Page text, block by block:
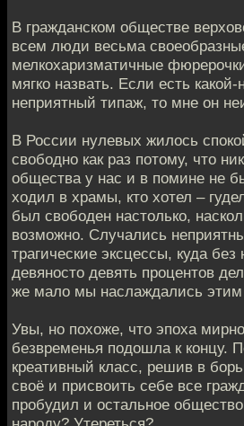
В гражданском обществе
всем люди весьма
мелкохаризматичные
мягко назвать. Если есть
неприятный типаж, то мне он
В России нулевых жилось
свободно как раз потому, что
общества у нас и в помине не
ходил в храмы, кто хотел –
был свободен настолько,
возможно. Случались
трагические эксцессы, куда
девяносто девять процентов
же мало мы наслаждались
Увы, но похоже, что эпоха
безвременья подошла к концу.
креативный класс, решив в
своё и присвоить себе все
пробудил и остальное